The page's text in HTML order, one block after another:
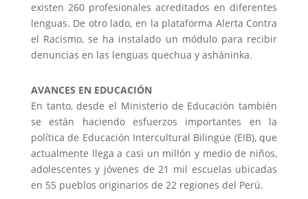
existen 260 profesionales acreditados en diferentes
lenguas. De otro lado, en la plataforma Alerta Contra
el Racismo, se ha instalado un módulo para recibir
denuncias en las lenguas quechua y asháninka.
AVANCES EN EDUCACIÓN
En tanto, desde el Ministerio de Educación también
se están haciendo esfuerzos importantes en la
política de Educación Intercultural Bilingüe (EIB), que
actualmente llega a casi un millón y medio de niños,
adolescentes y jóvenes de 21 mil escuelas ubicadas
en 55 pueblos originarios de 22 regiones del Perú.